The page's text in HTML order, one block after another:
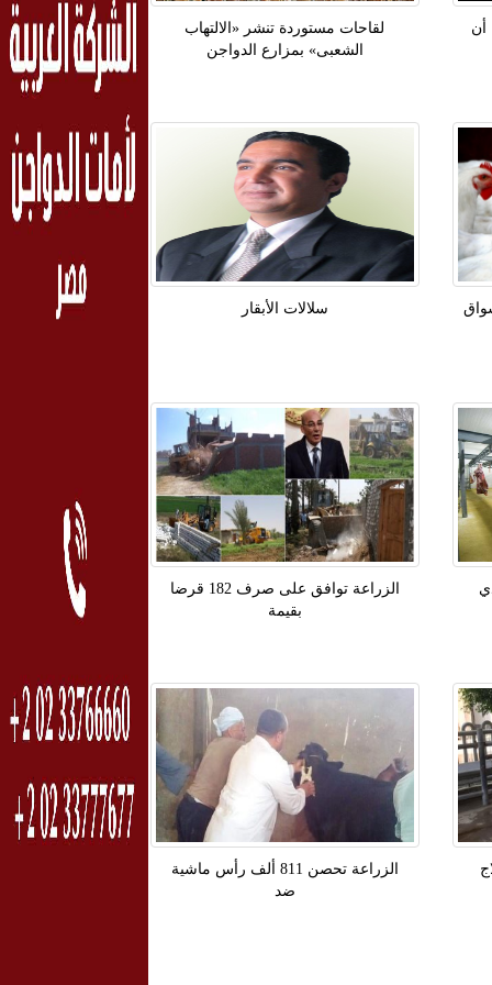
لقاحات مستوردة تنشر «الالتهاب
الشعبى» بمزارع الدواجن
أن
سلالات الأبقار
الزراعة توافق على صرف 182 قرضا
بقيمة
الزراعة تحصن 811 ألف رأس ماشية
ضد